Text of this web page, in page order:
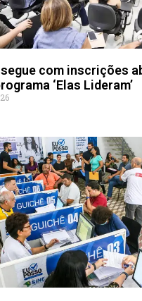
com inscrições
‘Elas Lideram’